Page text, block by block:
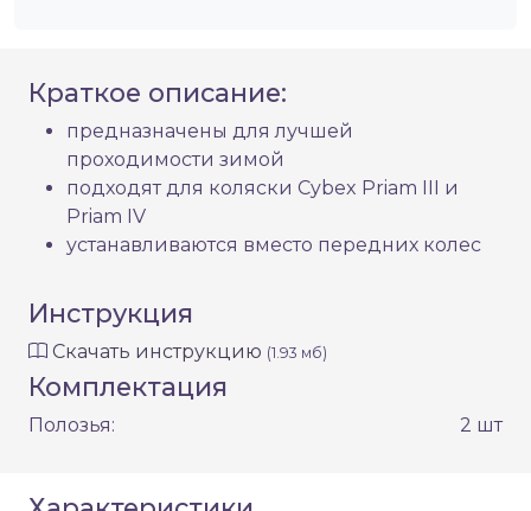
Краткое описание:
предназначены для лучшей
проходимости зимой
подходят для коляски Cybex Priam III и
Priam IV
устанавливаются вместо передних колес
Инструкция
Скачать инструкцию (1.93 мб)
Комплектация
Полозья: 2 шт